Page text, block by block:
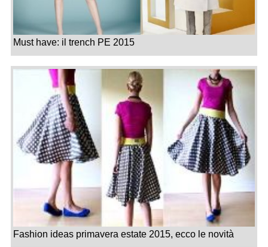
Must have: il trench PE 2015
Fashion ideas primavera estate 2015, ecco le novità